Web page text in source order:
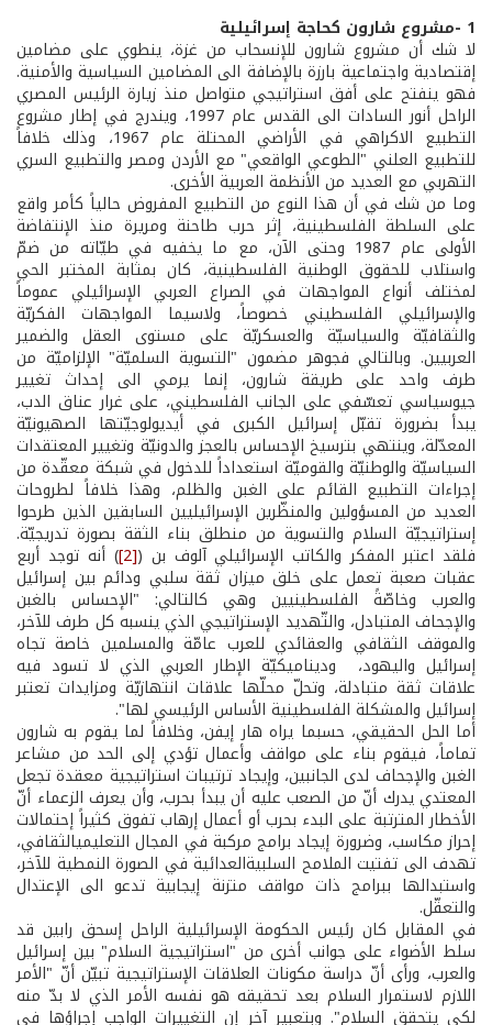
1­ -مشروع شارون كحاجة إسرائيلية
لا شك أن مشروع شارون للإنسحاب من غزة، ينطوي على مضامين
إقتصادية واجتماعية بارزة بالإضافة الى المضامين السياسية والأمنية.
فهو ينفتح على أفق استراتيجي متواصل منذ زيارة الرئيس المصري
الراحل أنور السادات الى القدس عام 1997، ويندرج في إطار مشروع
التطبيع الاكراهي في الأراضي المحتلة عام 1967، وذلك خلافاً
للتطبيع العلني "الطوعي الواقعي" مع الأردن ومصر والتطبيع السري
التهربي مع العديد من الأنظمة العربية الأخرى.
وما من شك في أن هذا النوع من التطبيع المفروض حالياً كأمر واقع
على السلطة الفلسطينية، إثر حرب طاحنة ومريرة منذ الإنتفاضة
الأولى عام 1987 وحتى الآن، مع ما يخفيه في طيّاته من ضمّ
واستلاب للحقوق الوطنية الفلسطينية، كان بمثابة المختبر الحي
لمختلف أنواع المواجهات في الصراع العربي الإسرائيلي عموماً
والإسرائيلي الفلسطيني خصوصاً، ولاسيما المواجهات الفكريّة
والثقافيّة والسياسيّة والعسكريّة على مستوى العقل والضمير
العربيين. وبالتالي فجوهر مضمون "التسوية السلميّة" الإلزاميّة من
طرف واحد على طريقة شارون، إنما يرمي الى إحداث تغيير
جيوسياسي تعسّفي على الجانب الفلسطيني، على غرار عناق الدب،
يبدأ بضرورة تقبّل إسرائيل الكبرى في أيديولوجيّتها الصهيونيّة
المعدّلة، وينتهي بترسيخ الإحساس بالعجز والدونيّة وتغيير المعتقدات
السياسيّة والوطنيّة والقوميّة استعداداً للدخول في شبكة معقّدة من
إجراءات التطبيع القائم على الغبن والظلم، وهذا خلافاً لطروحات
العديد من المسؤولين والمنظّرين الإسرائيليين السابقين الذين طرحوا
إستراتيجيّة السلام والتسوية من منطلق بناء الثقة بصورة تدريجيّة.
فلقد اعتبر المفكر والكاتب الإسرائيلي آلوف بن ([2] ) أنه توجد أربع
عقبات صعبة تعمل على خلق ميزان ثقة سلبي ودائم بين إسرائيل
والعرب وخاصّةً الفلسطينيين وهي كالتالي: "الإحساس بالغبن
والإجحاف المتبادل، والتّهديد الإستراتيجي الذي ينسبه كل طرف للآخر،
والموقف الثقافي والعقائدي للعرب عامّة والمسلمين خاصة تجاه
إسرائيل واليهود، وديناميكيّة الإطار العربي الذي لا تسود فيه
علاقات ثقة متبادلة، وتحلّ محلّها علاقات انتهازيّة ومزايدات تعتبر
إسرائيل والمشكلة الفلسطينية الأساس الرئيسي لها".
أما الحل الحقيقي، حسبما يراه هار إيفن، وخلافاً لما يقوم به شارون
تماماً، فيقوم بناء على مواقف وأعمال تؤدي إلى الحد من مشاعر
الغبن والإجحاف لدى الجانبين، وإيجاد ترتيبات استراتيجية معقدة تجعل
المعتدي يدرك أنّ من الصعب عليه أن يبدأ بحرب، وأن يعرف الزعماء أنّ
الأخطار المترتبة على البدء بحرب أو أعمال إرهاب تفوق كثيراً إحتمالات
إحراز مكاسب، وضرورة إيجاد برامج مركبة في المجال التعليمي­الثقافي،
تهدف الى تفتيت الملامح السلبية­العدائية في الصورة النمطية للآخر،
واستبدالها ببرامج ذات مواقف متزنة إيجابية تدعو الى الإعتدال
والتعقّل.
في المقابل كان رئيس الحكومة الإسرائيلية الراحل إسحق رابين قد
سلط الأضواء على جوانب أخرى من "استراتيجية السلام" بين إسرائيل
والعرب، ورأى أنّ دراسة مكونات العلاقات الإستراتيجية تبيّن أنّ "الأمر
اللازم لاستمرار السلام بعد تحقيقه هو نفسه الأمر الذي لا بدّ منه
لكي يتحقق السلام". وبتعبير آخر إن التغييرات الواجب إجراؤها في